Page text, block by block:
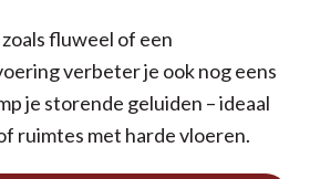
fluweel of een
verbeter je ook nog eens
je storende geluiden – ideaal
ruimtes met harde vloeren.